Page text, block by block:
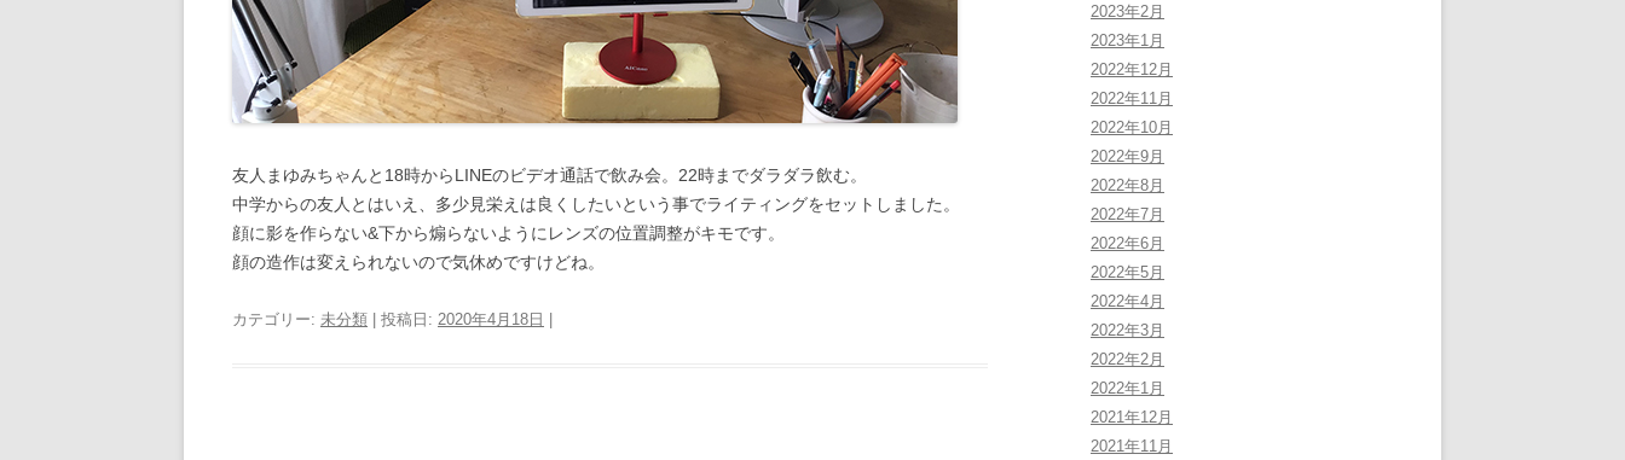
友人まゆみちゃんと18時からLINEのビデオ通話で飲み会。22時までダラダラ飲む。
中学からの友人とはいえ、多少見栄えは良くしたいという事でライティングをセットしました。
顔に影を作らない&下から煽らないようにレンズの位置調整がキモです。
顔の造作は変えられないので気休めですけどね。
カテゴリー: 未分類 | 投稿日: 2020年4月18日
2023年2月
2023年1月
2022年12月
2022年11月
2022年10月
2022年9月
2022年8月
2022年7月
2022年6月
2022年5月
2022年4月
2022年3月
2022年2月
2022年1月
2021年12月
2021年11月